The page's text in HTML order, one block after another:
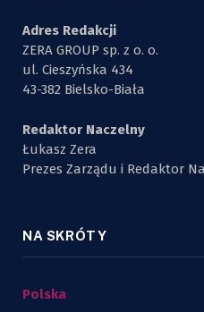
Adres Redakcji
ZERA GROUP sp. z o. o.
ul. Cieszyńska 434
43-382 Bielsko-Biała
Redaktor Naczelny
Łukasz Zera
Prezes Zarządu i Redaktor
NA SKRÓTY
Polska